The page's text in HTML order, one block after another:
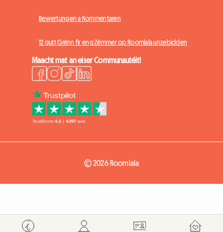
Bewertungen a Kommentaren
12 gutt Grënn fir eng Zëmmer op Roomlala unzebidden
Maacht mat an eiser Communautéit!
© 2026 Roomlala